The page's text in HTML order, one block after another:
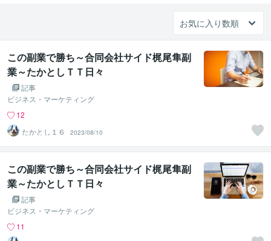
この副業で勝ち～合同会社サイド梶尾隼副
業～たかとしＴＴ日々
記事
ビジネス・マーケティング
12
たかとし１６
2023/08/10
この副業で勝ち～合同会社サイド梶尾隼副
業～たかとしＴＴ日々
記事
ビジネス・マーケティング
11